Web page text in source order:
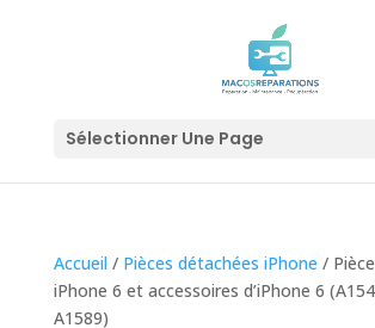
Sélectionner Une Page
Accueil / Pièces détachées iPhone /
iPhone 6 et accessoires d’iPhone 6
A1589)